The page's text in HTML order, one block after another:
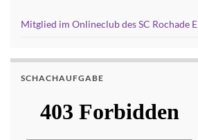
Mitglied im Onlineclub des SC Rochade
SCHACHAUFGABE